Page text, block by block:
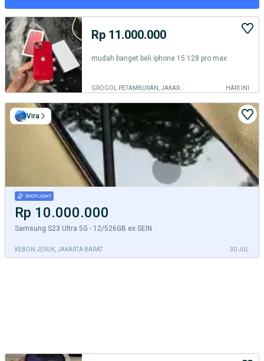
Rp 11.000.000
mudah banget beli iphone 15 128 pro max
HARI INI
Rp 10.000.000
Samsung S23 Ultra 5G - 12/526GB ex SEIN
KEBON JERUK, JAKARTA BARAT 30 JUL
Vira